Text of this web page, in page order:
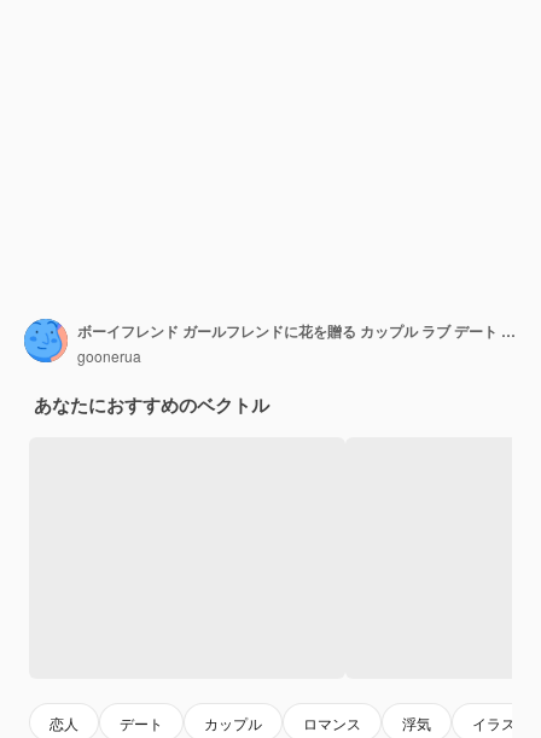
ボーイフレンド ガールフレンドに花を贈る カップル ラブ デート 会う 男 かわいい驚いた女の子にプレゼントの花束を贈る
goonerua
あなたにおすすめのベクトル
恋人 デート カップル ロマンス 浮気 イラスト